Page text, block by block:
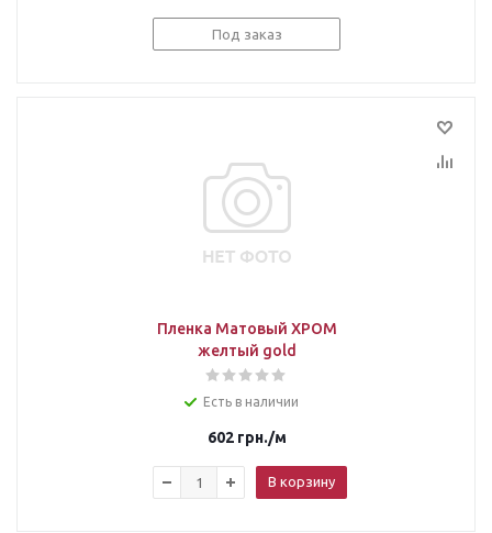
Под заказ
Пленка Матовый ХРОМ
желтый gold
Есть в наличии
602грн./м
В корзину